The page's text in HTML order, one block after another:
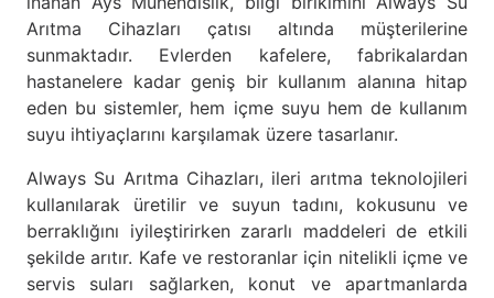
Arıtma Cihazları çatısı altında müşterilerine
sunmaktadır. Evlerden kafelere, fabrikalardan
hastanelere kadar geniş bir kullanım alanına hitap
eden bu sistemler, hem içme suyu hem de kullanım
suyu ihtiyaçlarını karşılamak üzere tasarlanır.
Always Su Arıtma Cihazları, ileri arıtma teknolojileri
kullanılarak üretilir ve suyun tadını, kokusunu ve
berraklığını iyileştirirken zararlı maddeleri de etkili
şekilde arıtır. Kafe ve restoranlar için nitelikli içme ve
servis suları sağlarken, konut ve apartmanlarda